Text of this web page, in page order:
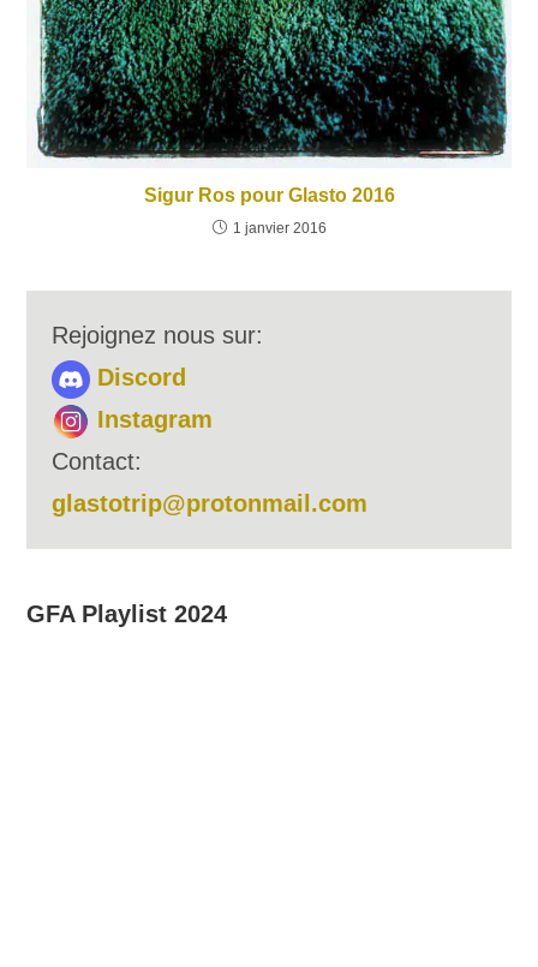
Sigur Ros pour Glasto 2016
1 janvier 2016
Rejoignez nous sur:
Discord
Instagram
Contact:
glastotrip@protonmail.com
GFA Playlist 2024